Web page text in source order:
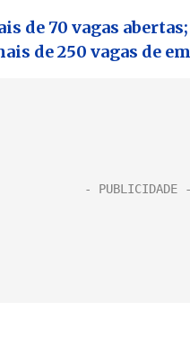
de 70 vagas
de 250 vagas de